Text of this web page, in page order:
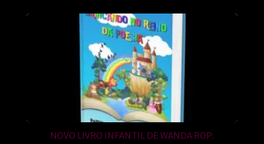
NOVO LIVRO INFANTIL DE WANDA ROP: